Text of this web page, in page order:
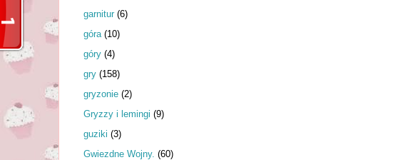
garnitur (6)
góra (10)
góry (4)
gry (158)
gryzonie (2)
Gryzzy i lemingi (9)
guziki (3)
Gwiezdne Wojny. (60)